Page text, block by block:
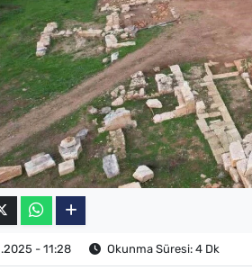
- 11:28 Okunma Süresi: 4 Dk